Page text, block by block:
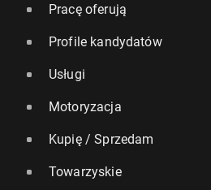
Pracę oferują
Profile kandydatów
Usługi
Motoryzacja
Kupię / Sprzedam
Towarzyskie